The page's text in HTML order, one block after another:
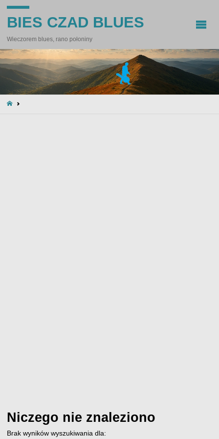
BIES CZAD BLUES
Wieczorem blues, rano połoniny
STRONA
Niczego nie znaleziono
Brak wyników wyszukiwania dla: